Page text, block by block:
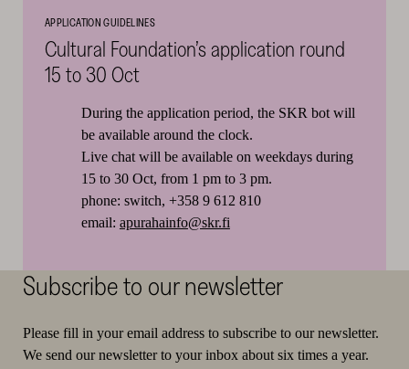
APPLICATION GUIDELINES
Cultural Foundation’s application round
15 to 30 Oct
During the application period, the SKR bot will
be available around the clock.
Live chat will be available on weekdays during
15 to 30 Oct, from 1 pm to 3 pm.
phone: switch, +358 9 612 810
email: apurahainfo@skr.fi
Subscribe to our newsletter
Please fill in your email address to subscribe to our newsletter.
We send our newsletter to your inbox about six times a year.